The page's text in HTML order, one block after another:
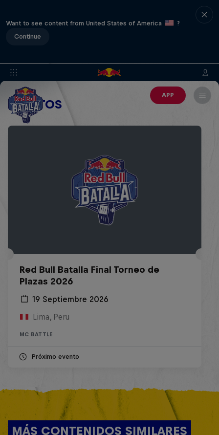
Want to see content from United States of America
?
Continue
APP
EVENTOS
Red Bull Batalla Final Torneo de
Plazas 2026
19 Septiembre 2026
Lima, Peru
MC BATTLE
Próximo evento
MÁS CONTENIDOS SIMILARES